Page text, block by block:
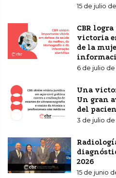
15 de julio
CBR
victoria
de la
6 de julio de
Una
Un gran
del
3 de julio de
2026
15 de junio